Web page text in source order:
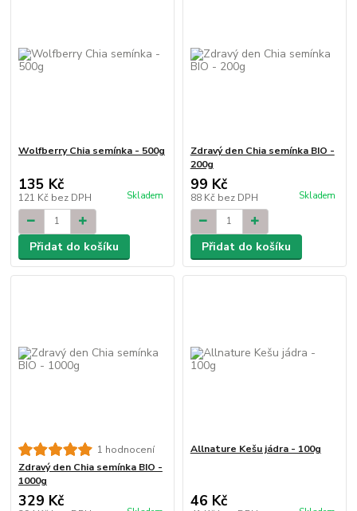
Wolfberry Chia semínka - 500g
135 Kč
121 Kč bez DPH Skladem
Přidat do košíku
Zdravý den Chia semínka BIO -
200g
99 Kč
88 Kč bez DPH Skladem
Přidat do košíku
1 hodnocení
Zdravý den Chia semínka BIO -
1000g
329 Kč
Allnature Kešu jádra - 100g
46 Kč